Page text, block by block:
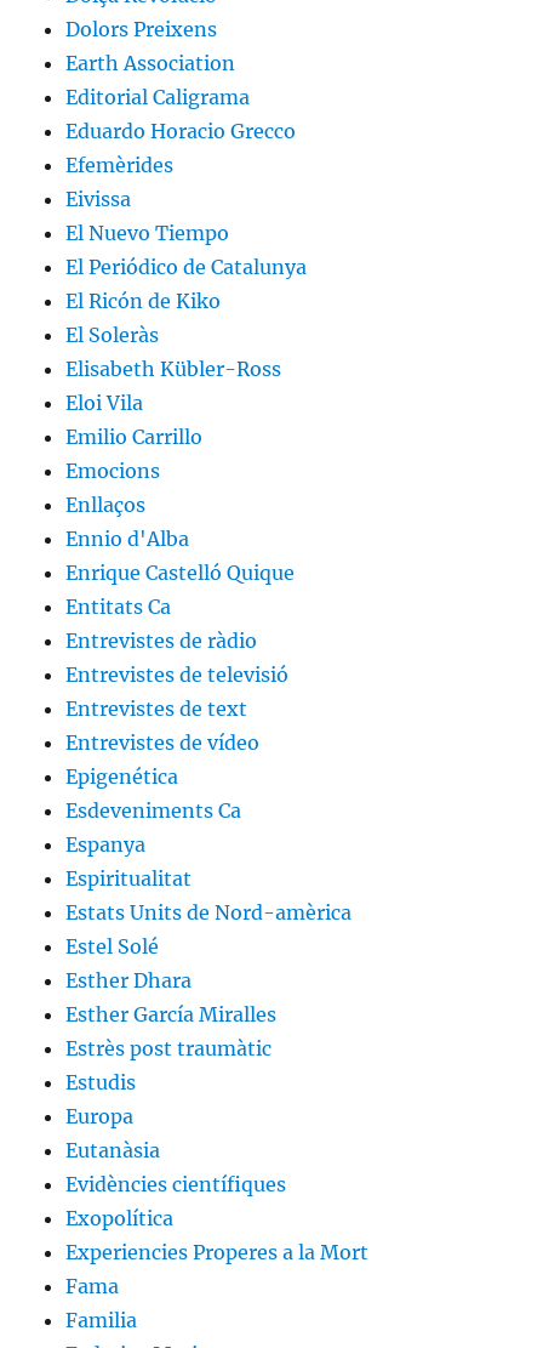
Dolors Preixens
Earth Association
Editorial Caligrama
Eduardo Horacio Grecco
Efemèrides
Eivissa
El Nuevo Tiempo
El Periódico de Catalunya
El Ricón de Kiko
El Soleràs
Elisabeth Kübler-Ross
Eloi Vila
Emilio Carrillo
Emocions
Enllaços
Ennio d'Alba
Enrique Castelló Quique
Entitats Ca
Entrevistes de ràdio
Entrevistes de televisió
Entrevistes de text
Entrevistes de vídeo
Epigenética
Esdeveniments Ca
Espanya
Espiritualitat
Estats Units de Nord-amèrica
Estel Solé
Esther Dhara
Esther García Miralles
Estrès post traumàtic
Estudis
Europa
Eutanàsia
Evidències científiques
Exopolítica
Experiencies Properes a la Mort
Fama
Familia